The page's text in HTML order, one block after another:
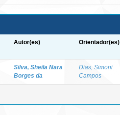
Autor(es) Orientador(es)
Silva, Sheila Nara
Borges da
Dias, Simoni
Campos